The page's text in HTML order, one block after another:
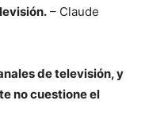
– Claude
de televisión, y
no cuestione el